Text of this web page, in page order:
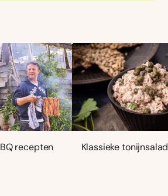
recepten
Klassieke